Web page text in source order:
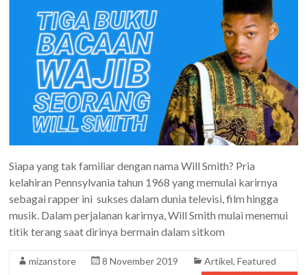
Siapa yang tak familiar dengan nama Will Smith? Pria
kelahiran Pennsylvania tahun 1968 yang memulai karirnya
sebagai rapper ini sukses dalam dunia televisi, film hingga
musik. Dalam perjalanan karirnya, Will Smith mulai menemui
titik terang saat dirinya bermain dalam sitkom
mizanstore 8 November 2019 Artikel,Featured